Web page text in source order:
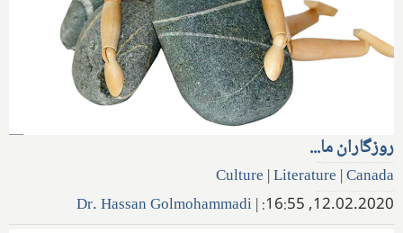
روزگاران ما...
Culture |Literature |Canada
12.02.2020, 16:55:
|
Dr. Hassan Golmohammadi